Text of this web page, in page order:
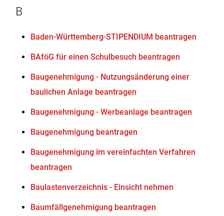
B
Baden-Württemberg-STIPENDIUM beantragen
BAföG für einen Schulbesuch beantragen
Baugenehmigung - Nutzungsänderung einer
baulichen Anlage beantragen
Baugenehmigung - Werbeanlage beantragen
Baugenehmigung beantragen
Baugenehmigung im vereinfachten Verfahren
beantragen
Baulastenverzeichnis - Einsicht nehmen
Baumfällgenehmigung beantragen